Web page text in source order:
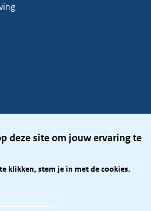
deze site om jouw ervaring te
klikken, stem je in met de cookies.